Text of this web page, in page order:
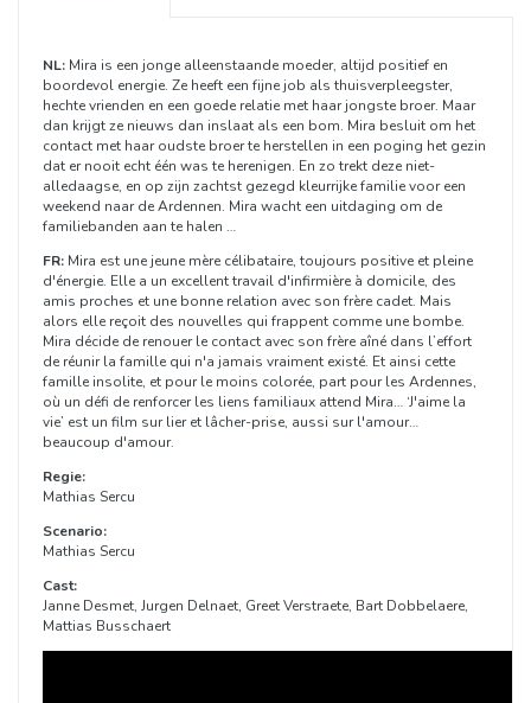
NL: Mira is een jonge alleenstaande moeder, altijd positief en
boordevol energie. Ze heeft een fijne job als thuisverpleegster,
hechte vrienden en een goede relatie met haar jongste broer. Maar
dan krijgt ze nieuws dan inslaat als een bom. Mira besluit om het
contact met haar oudste broer te herstellen in een poging het gezin
dat er nooit echt één was te herenigen. En zo trekt deze niet-
alledaagse, en op zijn zachtst gezegd kleurrijke familie voor een
weekend naar de Ardennen. Mira wacht een uitdaging om de
familiebanden aan te halen …
FR: Mira est une jeune mère célibataire, toujours positive et pleine
d'énergie. Elle a un excellent travail d'infirmière à domicile, des
amis proches et une bonne relation avec son frère cadet. Mais
alors elle reçoit des nouvelles qui frappent comme une bombe.
Mira décide de renouer le contact avec son frère aîné dans l’effort
de réunir la famille qui n'a jamais vraiment existé. Et ainsi cette
famille insolite, et pour le moins colorée, part pour les Ardennes,
où un défi de renforcer les liens familiaux attend Mira… ‘J'aime la
vie’ est un film sur lier et lâcher-prise, aussi sur l'amour…
beaucoup d'amour.
Regie:
Mathias Sercu
Scenario:
Mathias Sercu
Cast:
Janne Desmet, Jurgen Delnaet, Greet Verstraete, Bart Dobbelaere,
Mattias Busschaert